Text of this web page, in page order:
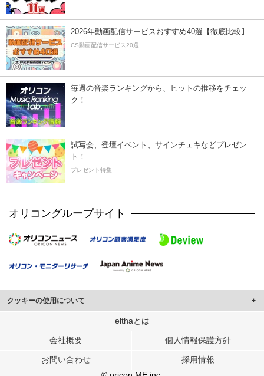
2026年動画配信サービスおすすめ40選【徹底比較】
CS動画配信サービス20選
毎週の音楽ランキングから、ヒットの推移をチェッ
ク！
試写会、登壇イベント、サインチェキなどプレゼン
ト！
プレゼント特集
オリコングループサイト
クッキーの使用について
このサイトでは Cookie を使用して、ユーザーに合わせたコンテンツや広告の
行っています。
メディアや広告配信、データ解析の各パートナーに提供しています。
各パートナーは、この情報とユーザーが各パートナーに提供した他の情報や、
elthaとは
会社概要 個人情報保護方針
お問い合わせ
採用情報